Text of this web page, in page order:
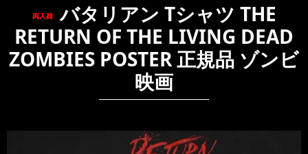
バタリアン Tシャツ THE
RETURN OF THE LIVING DEAD
ZOMBIES POSTER 正規品 ゾンビ
映画